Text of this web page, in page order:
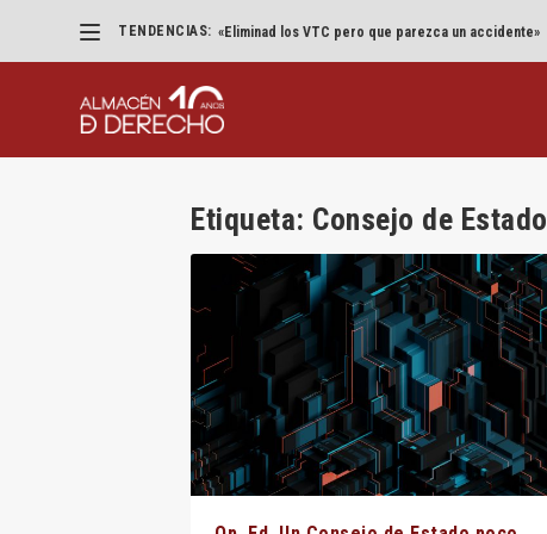
TENDENCIAS: «Eliminad los VTC pero que parezca un accidente»
Etiqueta: Consejo de Estado